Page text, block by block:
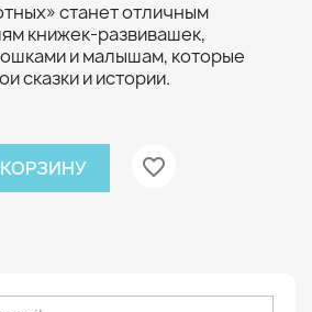
станет отличным
книжек-развивашек,
и малышам, которые
сказки и истории.
favorite_border